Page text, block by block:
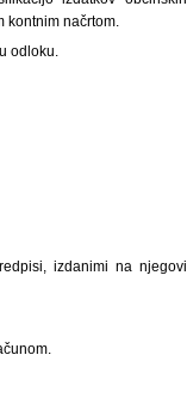
kontnim načrtom.
odloku.
izdanimi na njegovi